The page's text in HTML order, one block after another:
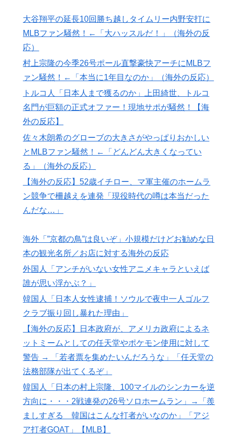
ビュー！圧巻3連続ブロックも披露で現地サポが気づく..
【海外の反応】
▶ 外国人「アンチがいない女性アニメキャラといえば誰が
思い浮かぶ？」
▶ 【韓国サッカー】性接待で審判買収！W杯予選7戦無敗
の裏側
▶ 外国人「アジア杯で優勝するんだ」日本代表、W杯ポッ
ト1入りに現実味!?2030大会で出場枠「64」なら追い風
に！アメリカ人もポット1争いに熱視線！【海外の反
応】
▶
海外「プレミアのレベルか？」ブライトンが上田綺世の
獲得に動き出して海外大騒ぎ！（海外の反応）
▶ トルコ人「日本人まで獲るのか」上田綺世、トルコ名門
が巨額の正式オファー！現地サポが騒然！【海外の反
▶ 韓国人「日本人女性逮捕！ソウルで夜中一人ゴルフクラ
ブ振り回し暴れた理由」
▶ 海外「この日本アニメはマジでぶっ飛んでる！ｗ」外国
人が予測不可能でぶっ飛んでると評価した日本アニメと
▶
海外「今年、夏の暑さが厳しい日本でこんなものが売れ
は・・・？【海外の反応】
▶
韓国人「SKハイニックスが10%台の暴落！外国人投資
家と機関が売り越しを仕掛けコスピが4%を超える大幅
な下落‥」
▶ 海外「”京都の鳥”は良いぞ」小規模だけどお勧めな日本
の観光名所／お店に対する海外の反応
【海外の反応】“新タナスコ”のディアスが地雷すぎる件
「大谷と山本だけしかまともな契約がない…」
大谷翔平の延長10回勝ち越しタイムリー内野安打に
MLBファン騒然！←「大ハッスルだ！」（海外の反
応）
村上宗隆の今季26号ポール直撃豪快アーチにMLBフ
ァン騒然！←「本当に1年目なのか」（海外の反応）
トルコ人「日本人まで獲るのか」上田綺世、トルコ
名門が巨額の正式オファー！現地サポが騒然！【海
外の反応】
佐々木朗希のグローブの大きさがやっぱりおかしい
とMLBファン騒然！←「どんどん大きくなってい
る」（海外の反応）
【海外の反応】52歳イチロー、マ軍主催のホームラ
ン競争で柵越えを連発「現役時代の噂は本当だった
んだな…」
海外「”京都の鳥”は良いぞ」小規模だけどお勧めな日
本の観光名所／お店に対する海外の反応
外国人「アンチがいない女性アニメキャラといえば
誰が思い浮かぶ？」
韓国人「日本人女性逮捕！ソウルで夜中一人ゴルフ
クラブ振り回し暴れた理由」
【海外の反応】日本政府が、アメリカ政府によるネ
ットミームとしての任天堂やポケモン使用に対して
警告 → 「若者票を集めたいんだろうな」「任天堂の
法務部隊が出てくるぞ」
韓国人「日本の村上宗隆、100マイルのシンカーを逆
方向に・・・2戦連発の26号ソロホームラン」→「羨
ましすぎる 韓国はこんな打者がいなのか」「アジ
ア打者GOAT」【MLB】